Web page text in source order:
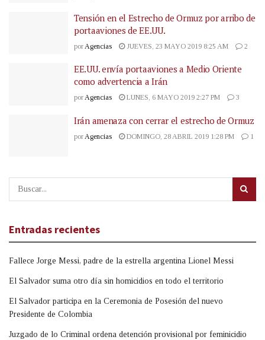
Tensión en el Estrecho de Ormuz por arribo de
portaaviones de EE.UU.
por Agencias JUEVES, 23 MAYO 2019 8:25 AM 2
EE.UU. envía portaaviones a Medio Oriente
como advertencia a Irán
porAgencias LUNES, 6 MAYO 2019 2:27 PM 3
Irán amenaza con cerrar el estrecho de Ormuz
por Agencias DOMINGO, 28 ABRIL 2019 1:28 PM 1
Entradas recientes
Fallece Jorge Messi, padre de la estrella argentina Lionel Messi
El Salvador suma otro día sin homicidios en todo el territorio
El Salvador participa en la Ceremonia de Posesión del nuevo
Presidente de Colombia
Juzgado de lo Criminal ordena detención provisional por feminicidio